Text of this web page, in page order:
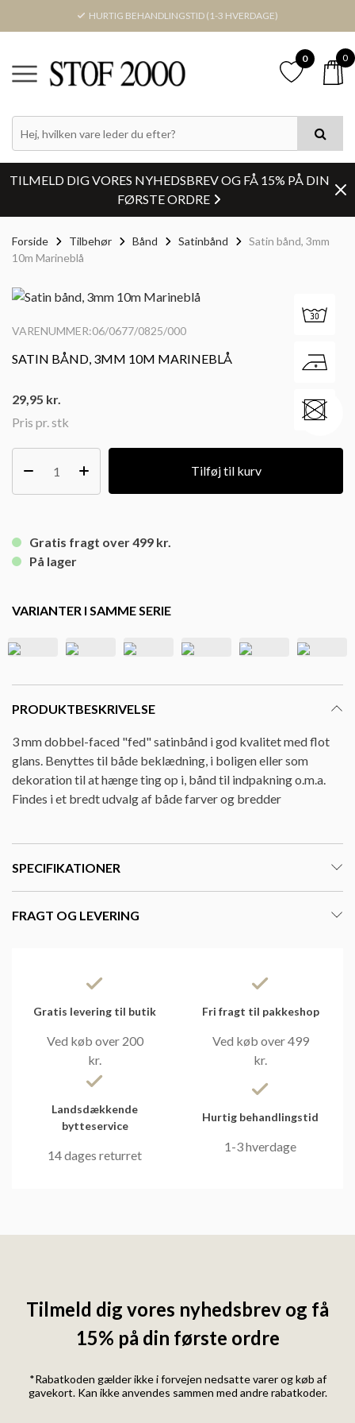
HURTIG BEHANDLINGSTID (1-3 HVERDAGE)
0 0
TILMELD DIG VORES NYHEDSBREV OG FÅ 15% PÅ DIN
FØRSTE ORDRE
Forside Tilbehør Bånd Satinbånd
Satin bånd, 3mm
10m Marineblå
VARENUMMER:06/0677/0825/000
SATIN BÅND, 3MM 10M MARINEBLÅ
Pris pr. stk
29,95 kr.
Tilføj til kurv
Gratis fragt over 499 kr.
På lager
VARIANTER I SAMME SERIE
PRODUKTBESKRIVELSE
3 mm dobbel-faced "fed" satinbånd i god kvalitet med flot
glans. Benyttes til både beklædning, i boligen eller som
dekoration til at hænge ting op i, bånd til indpakning o.m.a.
Findes i et bredt udvalg af både farver og bredder
SPECIFIKATIONER
FRAGT OG LEVERING
Gratis levering til butik
Ved køb over 200
kr.
Fri fragt til pakkeshop
Ved køb over 499
kr.
Landsdækkende
bytteservice
14 dages returret
Hurtig behandlingstid
1-3 hverdage
Tilmeld dig vores nyhedsbrev og få
15% på din første ordre
*Rabatkoden gælder ikke i forvejen nedsatte varer og køb af
gavekort. Kan ikke anvendes sammen med andre rabatkoder.